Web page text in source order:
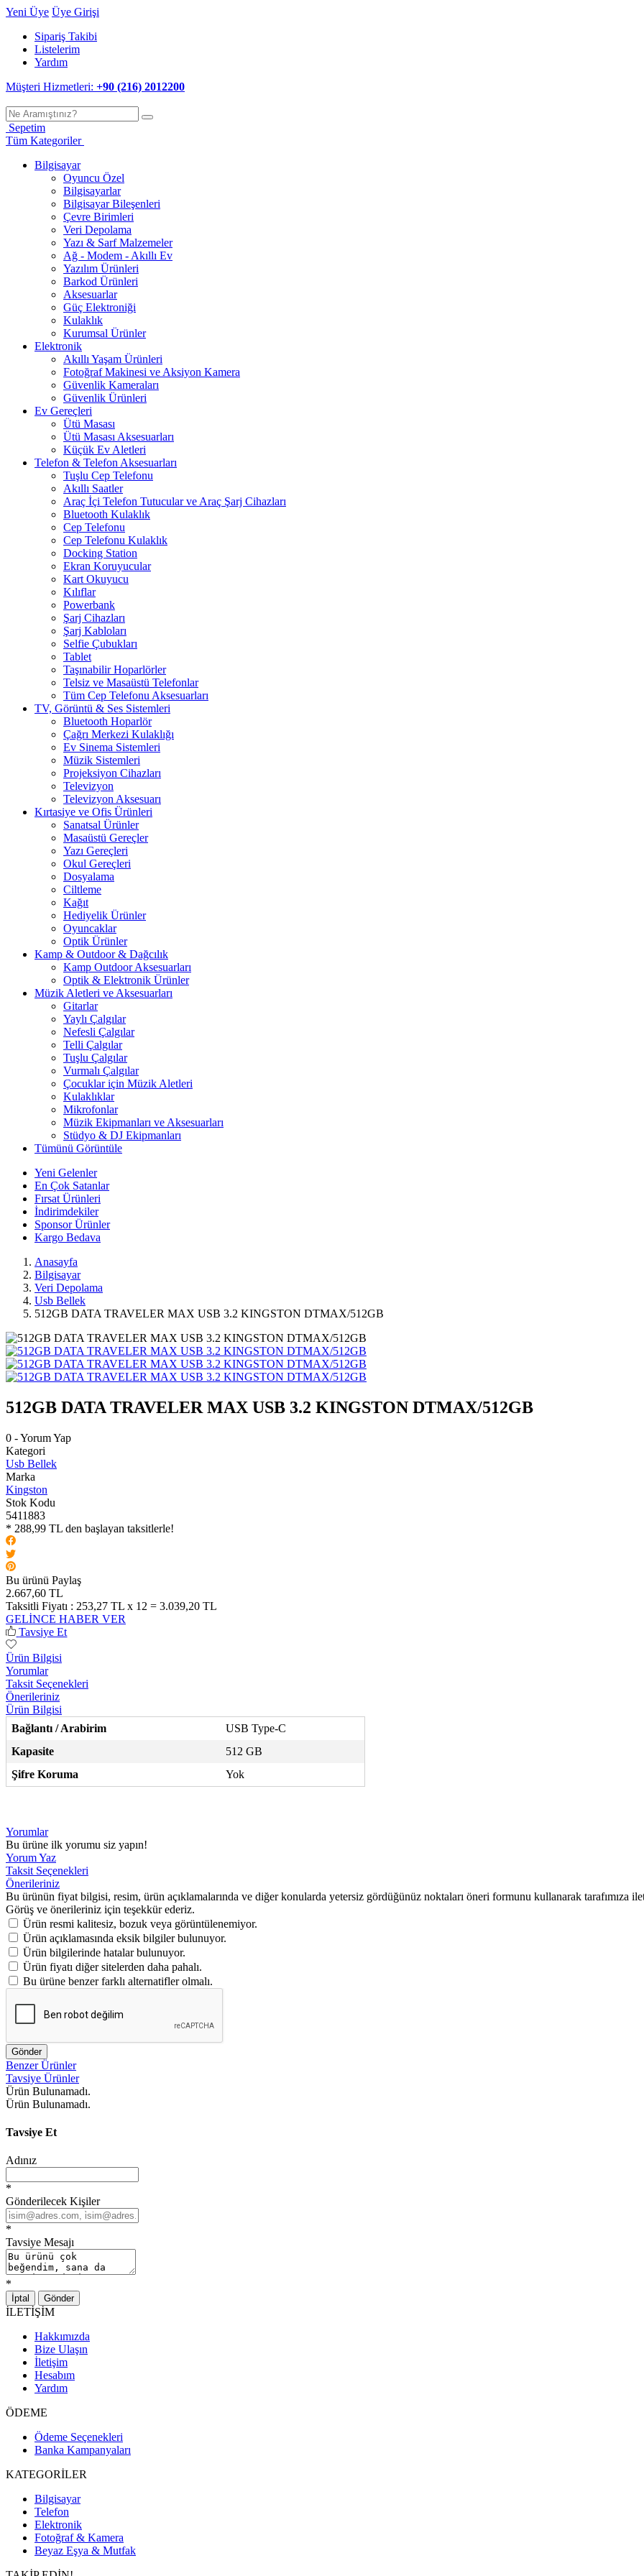
Yeni Üye Üye Girişi
Sipariş Takibi
Listelerim
Yardım
Müşteri Hizmetleri: +90 (216) 2012200
Sepetim
Tüm Kategoriler
Bilgisayar
Oyuncu Özel
Bilgisayarlar
Bilgisayar Bileşenleri
Çevre Birimleri
Veri Depolama
Yazı & Sarf Malzemeler
Ağ - Modem - Akıllı Ev
Yazılım Ürünleri
Barkod Ürünleri
Aksesuarlar
Güç Elektroniği
Kulaklık
Kurumsal Ürünler
Elektronik
Akıllı Yaşam Ürünleri
Fotoğraf Makinesi ve Aksiyon Kamera
Güvenlik Kameraları
Güvenlik Ürünleri
Ev Gereçleri
Ütü Masası
Ütü Masası Aksesuarları
Küçük Ev Aletleri
Telefon & Telefon Aksesuarları
Tuşlu Cep Telefonu
Akıllı Saatler
Araç İçi Telefon Tutucular ve Araç Şarj Cihazları
Bluetooth Kulaklık
Cep Telefonu
Cep Telefonu Kulaklık
Docking Station
Ekran Koruyucular
Kart Okuyucu
Kılıflar
Powerbank
Şarj Cihazları
Şarj Kabloları
Selfie Çubukları
Tablet
Taşınabilir Hoparlörler
Telsiz ve Masaüstü Telefonlar
Tüm Cep Telefonu Aksesuarları
TV, Görüntü & Ses Sistemleri
Bluetooth Hoparlör
Çağrı Merkezi Kulaklığı
Ev Sinema Sistemleri
Müzik Sistemleri
Projeksiyon Cihazları
Televizyon
Televizyon Aksesuarı
Kırtasiye ve Ofis Ürünleri
Sanatsal Ürünler
Masaüstü Gereçler
Yazı Gereçleri
Okul Gereçleri
Dosyalama
Ciltleme
Kağıt
Hediyelik Ürünler
Oyuncaklar
Optik Ürünler
Kamp & Outdoor & Dağcılık
Kamp Outdoor Aksesuarları
Optik & Elektronik Ürünler
Müzik Aletleri ve Aksesuarları
Gitarlar
Yaylı Çalgılar
Nefesli Çalgılar
Telli Çalgılar
Tuşlu Çalgılar
Vurmalı Çalgılar
Çocuklar için Müzik Aletleri
Kulaklıklar
Mikrofonlar
Müzik Ekipmanları ve Aksesuarları
Stüdyo & DJ Ekipmanları
Tümünü Görüntüle
Yeni Gelenler
En Çok Satanlar
Fırsat Ürünleri
İndirimdekiler
Sponsor Ürünler
Kargo Bedava
Anasayfa
Bilgisayar
Veri Depolama
Usb Bellek
512GB DATA TRAVELER MAX USB 3.2 KINGSTON DTMAX/512GB
512GB DATA TRAVELER MAX USB 3.2 KINGSTON DTMAX/512GB
0 - Yorum Yap
Kategori
Usb Bellek
Marka
Kingston
Stok Kodu
5411883
* 288,99 TL den başlayan taksitlerle!
Bu ürünü Paylaş
2.667,60 TL
Taksitli Fiyatı : 253,27 TL x 12 = 3.039,20 TL
GELİNCE HABER VER
Tavsiye Et
Ürün Bilgisi
Yorumlar
Taksit Seçenekleri
Önerileriniz
Ürün Bilgisi
Bağlantı / Arabirim
USB Type-C
Kapasite
512 GB
Şifre Koruma
Yok
Yorumlar
Bu ürüne ilk yorumu siz yapın!
Yorum Yaz
Taksit Seçenekleri
Önerileriniz
Bu ürünün fiyat bilgisi, resim, ürün açıklamalarında ve diğer konularda yetersiz gördüğünüz noktaları öneri formunu kullanarak tarafımıza
Görüş ve önerileriniz için teşekkür ederiz.
Ürün resmi kalitesiz, bozuk veya görüntülenemiyor.
Ürün açıklamasında eksik bilgiler bulunuyor.
Ürün bilgilerinde hatalar bulunuyor.
Ürün fiyatı diğer sitelerden daha pahalı.
Bu ürüne benzer farklı alternatifler olmalı.
Gönder
Benzer Ürünler
Tavsiye Ürünler
Ürün Bulunamadı.
Ürün Bulunamadı.
Tavsiye Et
Adınız
*
Gönderilecek Kişiler
*
Tavsiye Mesajı
*
İptal Gönder
İLETİŞİM
Hakkımızda
Bize Ulaşın
İletişim
Hesabım
Yardım
ÖDEME
Ödeme Seçenekleri
Banka Kampanyaları
KATEGORİLER
Bilgisayar
Telefon
Elektronik
Fotoğraf & Kamera
Beyaz Eşya & Mutfak